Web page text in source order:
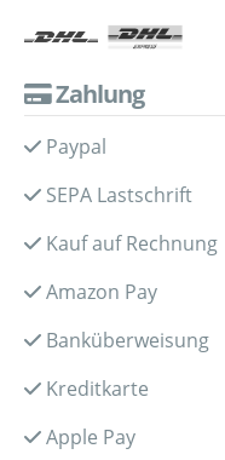
Zahlung
Paypal
SEPA Lastschrift
Kauf auf Rechnung
Amazon Pay
Banküberweisung
Kreditkarte
Apple Pay